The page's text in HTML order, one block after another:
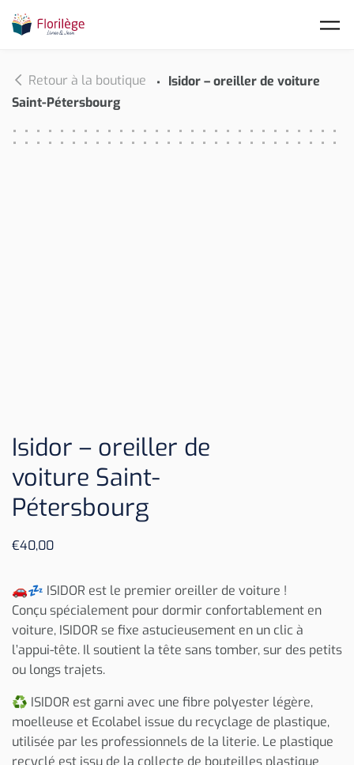
Retour à la boutique
Isidor – oreiller de voiture
Saint-Pétersbourg
Isidor – oreiller de
voiture Saint-
Pétersbourg
€40,00
🚗💤 ISIDOR est le premier oreiller de voiture !
Conçu spécialement pour dormir confortablement en
voiture, ISIDOR se fixe astucieusement en un clic à
l’appui-tête. Il soutient la tête sans tomber, sur des petits
ou longs trajets.
♻️ ISIDOR est garni avec une fibre polyester légère,
moelleuse et Ecolabel issue du recyclage de plastique,
utilisée par les professionnels de la literie. Le plastique
recyclé est issu de la collecte de bouteilles plastique